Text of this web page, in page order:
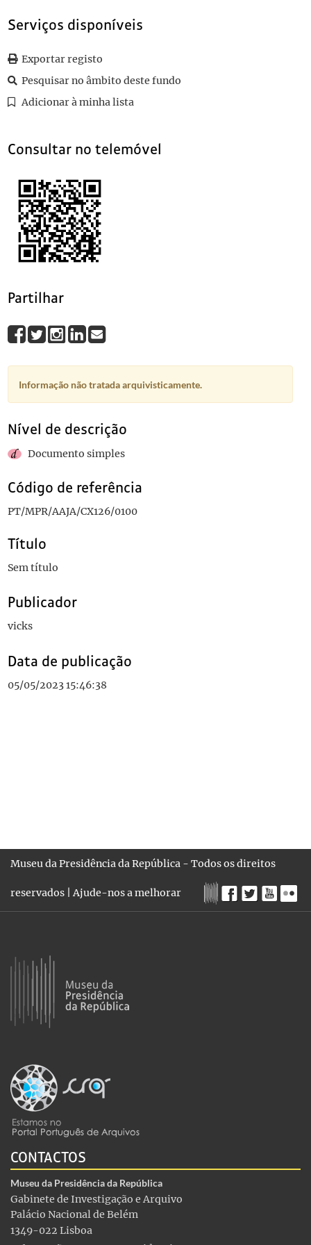
Serviços disponíveis
Exportar registo
Pesquisar no âmbito deste fundo
Adicionar à minha lista
Consultar no telemóvel
Partilhar
Informação não tratada arquivisticamente.
Nível de descrição
Documento simples
Código de referência
PT/MPR/AAJA/CX126/0100
Título
Sem título
Publicador
vicks
Data de publicação
05/05/2023 15:46:38
Museu da Presidência da República - Todos os direitos
reservados |Ajude-nos a melhorar
CONTACTOS
Museu da Presidência da República
Gabinete de Investigação e Arquivo
Palácio Nacional de Belém
1349-022 Lisboa